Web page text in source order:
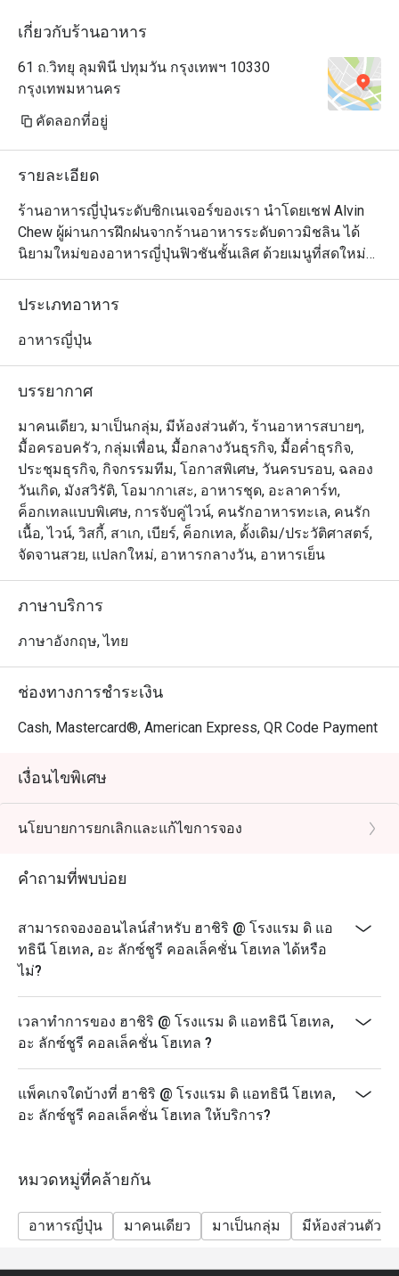
เกี่ยวกับร้านอาหาร
61 ถ.วิทยุ ลุมพินี ปทุมวัน กรุงเทพฯ 10330
กรุงเทพมหานคร
คัดลอกที่อยู่
รายละเอียด
ร้านอาหารญี่ปุ่นระดับซิกเนเจอร์ของเรา นำโดยเชฟ Alvin
Chew ผู้ผ่านการฝึกฝนจากร้านอาหารระดับดาวมิชลิน ได้
นิยามใหม่ของอาหารญี่ปุ่นฟิวชันชั้นเลิศ ด้วยเมนูที่สดใหม่
และเปี่ยมด้วยรสชาติ สัมผัสความสร้างสรรค์ของเมนูที่ใช้ทั้ง
วัตถุดิบท้องถิ่นและจากทั่วโลก มีให้เลือกทั้งแบบอาลาคาร์ท
แบบเทโชกุ (Teishoku) เพลิดเพลินกับศิลปะการปรุงอาหาร
ประเภทอาหาร
อาหารญี่ปุ่น
บรรยากาศ
มาคนเดียว, มาเป็นกลุ่ม, มีห้องส่วนตัว, ร้านอาหารสบายๆ,
มื้อครอบครัว, กลุ่มเพื่อน, มื้อกลางวันธุรกิจ, มื้อค่ำธุรกิจ,
ประชุมธุรกิจ, กิจกรรมทีม, โอกาสพิเศษ, วันครบรอบ, ฉลอง
วันเกิด, มังสวิรัติ, โอมากาเสะ, อาหารชุด, อะลาคาร์ท,
ค็อกเทลแบบพิเศษ, การจับคู่ไวน์, คนรักอาหารทะเล, คนรัก
เนื้อ, ไวน์, วิสกี้, สาเก, เบียร์, ค็อกเทล, ดั้งเดิม/ประวัติศาสตร์,
จัดจานสวย, แปลกใหม่, อาหารกลางวัน, อาหารเย็น
ภาษาบริการ
ภาษาอังกฤษ, ไทย
ช่องทางการชำระเงิน
Cash, Mastercard®, American Express, QR Code Payment
เงื่อนไขพิเศษ
นโยบายการยกเลิกและแก้ไขการจอง
คำถามที่พบบ่อย
สามารถจองออนไลน์สำหรับ ฮาชิริ @ โรงแรม ดิ แอ
ทธินี โฮเทล, อะ ลักซ์ชูรี คอลเล็คชั่น โฮเทล ได้หรือ
ไม่?
เวลาทำการของ ฮาชิริ @ โรงแรม ดิ แอทธินี โฮเทล,
อะ ลักซ์ชูรี คอลเล็คชั่น โฮเทล ?
แพ็คเกจใดบ้างที่ ฮาชิริ @ โรงแรม ดิ แอทธินี โฮเทล,
อะ ลักซ์ชูรี คอลเล็คชั่น โฮเทล ให้บริการ?
หมวดหมู่ที่คล้ายกัน
อาหารญี่ปุ่น มาคนเดียว มาเป็นกลุ่ม มีห้องส่วนตัว